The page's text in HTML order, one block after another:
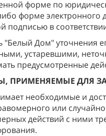
форме по
форме
подписью в
"Белый Дом"
устаревшими,
предусмотренные
ПРИМЕНЯЕМЫЕ ДЛЯ
необходимые и
или
действий с ними